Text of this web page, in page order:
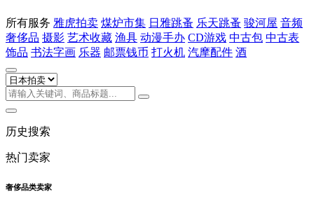
所有服务 雅虎拍卖 煤炉市集 日雅跳蚤 乐天跳蚤 骏河屋 音频
奢侈品 摄影 艺术收藏 渔具 动漫手办 CD游戏 中古包 中古表
饰品 书法字画 乐器 邮票钱币 打火机 汽摩配件 酒
历史搜索
热门卖家
奢侈品类卖家